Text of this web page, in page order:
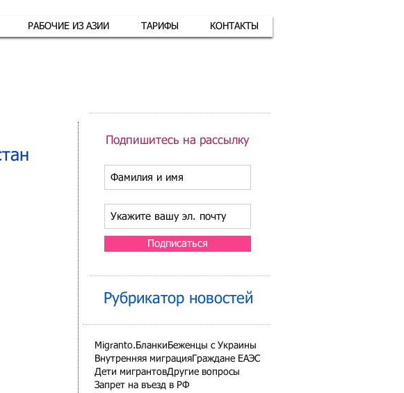
РАБОЧИЕ ИЗ АЗИИ ТАРИФЫ КОНТАКТЫ
Подпишитесь на рассылку
Подписаться
Рубрикатор новостей
Migranto.Бланки Беженцы с Украины
Внутренняя миграция Граждане ЕАЭС
Дети мигрантовДругие вопросы
Запрет на въезд в РФ